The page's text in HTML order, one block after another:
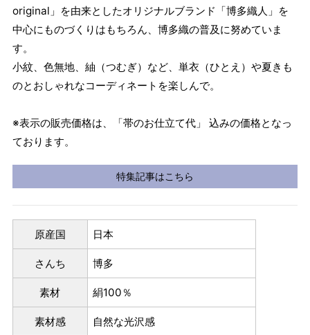
original」を由来としたオリジナルブランド「博多織人」を
中心にものづくりはもちろん、博多織の普及に努めていま
す。
小紋、色無地、紬（つむぎ）など、単衣（ひとえ）や夏きも
のとおしゃれなコーディネートを楽しんで。
※表示の販売価格は、「帯のお仕立て代」 込みの価格となっ
ております。
特集記事はこちら
原産国 日本
さんち 博多
素材 絹100％
素材感 自然な光沢感